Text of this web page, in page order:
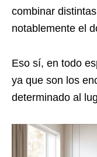
combinar
notablemente el
Eso sí, en todo
ya que son los
determinado al